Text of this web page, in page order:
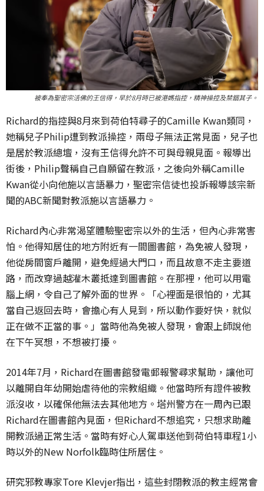
被奉為聖密宗活佛的王信得，早於8月時已被港媽指控，精神操控及禁錮其子。
Richard的指控與8月來到荷伯特尋子的Camille Kwan類同，
她稱兒子Philip遭到教派操控，兩母子無法正常見面，兒子也
是居於教派總壇，沒有王信得允許不可與母親見面。報導出
街後，Philip聲稱自己自願留在教派，之後向外稱Camille
Kwan從小向他施以言語暴力，聖密宗信徒也投訴報導該宗新
聞的ABC新聞對教派施以言語暴力。
Richard內心非常渴望體驗聖密宗以外的生活，但內心非常害
怕。他得知居住的地方附近有一間圖書館，為免被人發現，
他從房間窗戶離開，避免經過大門口，而且故意不走主要道
路，而改穿過越灌木叢抵達到圖書館。在那裡，他可以用電
腦上網，令自己了解外面的世界。「心裡面是很怕的，尤其
當自己返回去時，會擔心有人見到，所以動作要好快，就似
正在做不正當的事。」當時他為免被人發現，會跟上師說他
在下午冥想，不想被打擾。
2014年7月，Richard在圖書館發電郵報警尋求幫助，讓他可
以離開自年幼開始虐待他的宗教組織。他當時所有證件被教
派沒收，以確保他無法去其他地方。塔州警方在一周內已跟
Richard在圖書館內見面，但Richard不想追究，只想求助離
開教派過正常生活。當時有好心人駕車送他到荷伯特車程1小
時以外的New Norfolk臨時住所居住。
研究邪教專家Tore Klevjer指出，這些封閉教派的教主經常會